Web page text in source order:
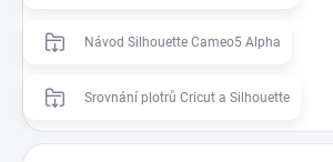
Návod Silhouette Cameo5 Alpha
Srovnání plotrů Cricut a Silhouette